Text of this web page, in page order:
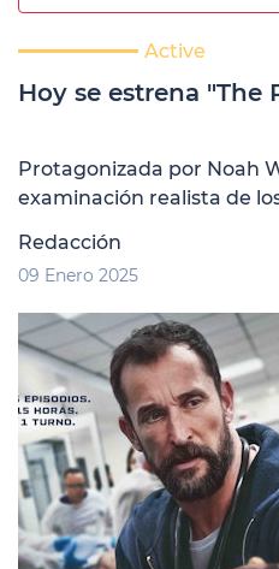
Active
Hoy se estrena "The
Protagonizada por Noah
examinación realista de
Redacción
09 Enero 2025